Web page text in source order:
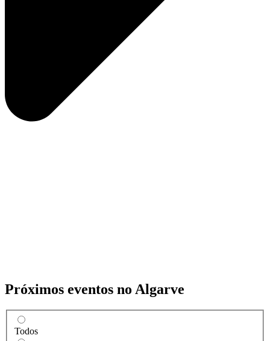
Próximos eventos no Algarve
Todos